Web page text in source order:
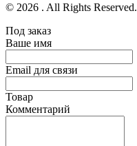
© 2026 . All Rights Reserved.
Под заказ
Ваше имя
Email для связи
Товар
Комментарий